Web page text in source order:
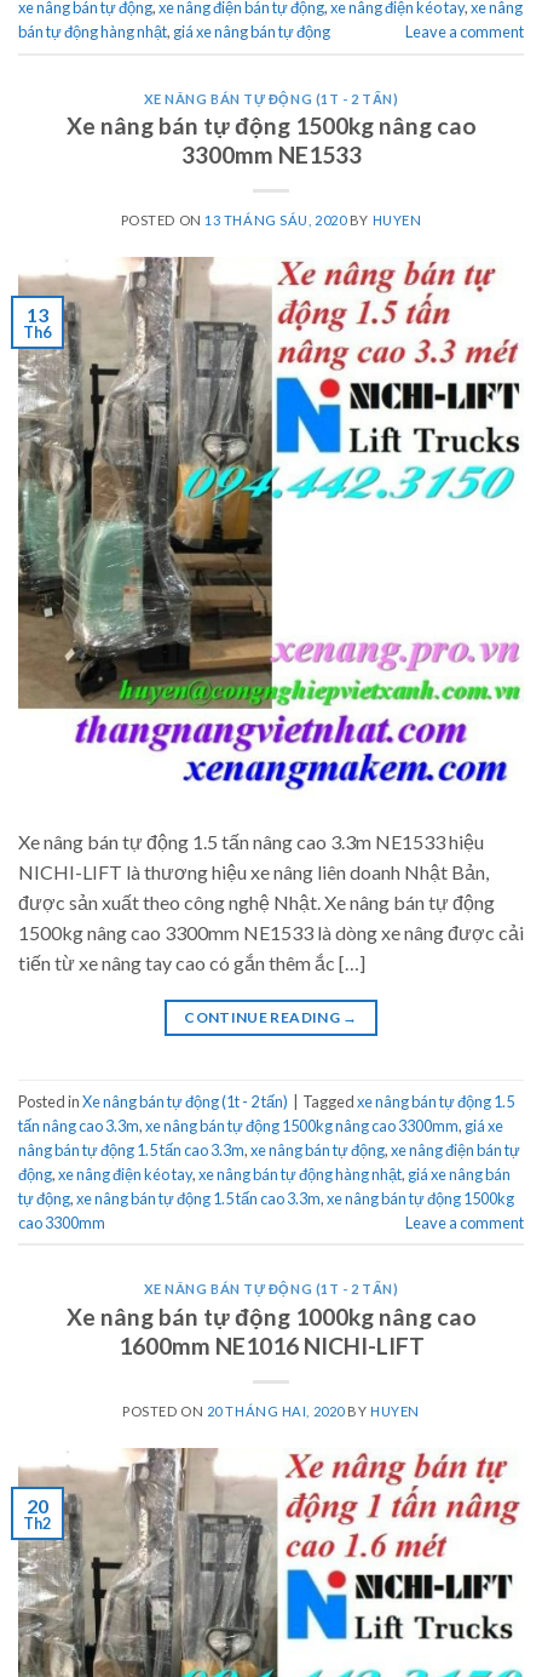
xe nâng bán tự động,xe nâng điện bán tự động,xe nâng điện kéo tay,xe nâng
bán tự động hàng nhật, giá xe nâng bán tự động Leave a comment
XE NÂNG BÁN TỰ ĐỘNG (1T - 2 TẤN)
Xe nâng bán tự động 1500kg nâng cao
3300mm NE1533
POSTED ON 13 THÁNG SÁU, 2020BY HUYEN
13
Th6
Xe nâng bán tự động 1.5 tấn nâng cao 3.3m NE1533 hiệu
NICHI-LIFT là thương hiệu xe nâng liên doanh Nhật Bản,
được sản xuất theo công nghệ Nhật. Xe nâng bán tự động
1500kg nâng cao 3300mm NE1533 là dòng xe nâng được cải
tiến từ xe nâng tay cao có gắn thêm ắc […]
CONTINUE READING →
Posted inXe nâng bán tự động (1t - 2 tấn) Taggedxe nâng bán tự động 1.5
tấn nâng cao 3.3m,xe nâng bán tự động 1500kg nâng cao 3300mm, giá xe
nâng bán tự động 1.5 tấn cao 3.3m,xe nâng bán tự động,xe nâng điện bán tự
động,xe nâng điện kéo tay,xe nâng bán tự động hàng nhật, giá xe nâng bán
tự động,xe nâng bán tự động 1.5 tấn cao 3.3m,xe nâng bán tự động 1500kg
cao 3300mm
Leave a comment
XE NÂNG BÁN TỰ ĐỘNG (1T - 2 TẤN)
Xe nâng bán tự động 1000kg nâng cao
1600mm NE1016 NICHI-LIFT
POSTED ON 20 THÁNG HAI, 2020BYHUYEN
20
Th2